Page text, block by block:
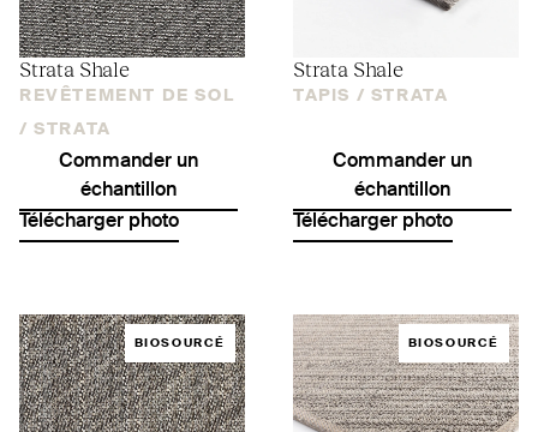
Strata Shale
REVÊTEMENT DE SOL
/ STRATA
Commander un
échantillon
Télécharger photo
Strata Shale
TAPIS / STRATA
Commander un
échantillon
Télécharger photo
BIOSOURCÉ BIOSOURCÉ